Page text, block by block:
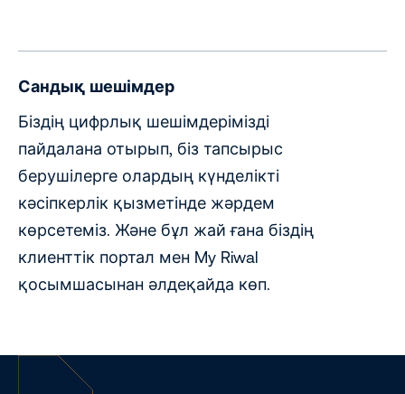
Сандық шешімдер
Біздің цифрлық шешімдерімізді
пайдалана отырып, біз тапсырыс
берушілерге олардың күнделікті
кәсіпкерлік қызметінде жәрдем
көрсетеміз. Және бұл жай ғана біздің
клиенттік портал мен My Riwal
қосымшасынан әлдеқайда көп.